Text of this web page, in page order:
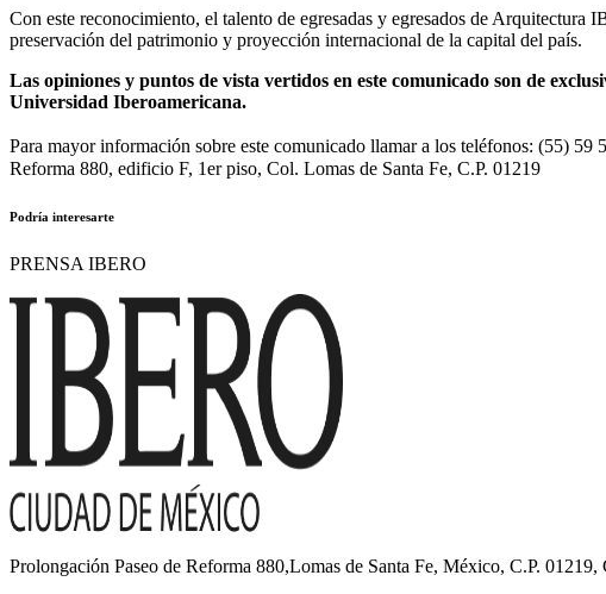
Con este reconocimiento, el talento de egresadas y egresados de
preservación del patrimonio y proyección internacional de la capital del país.
Las opiniones y puntos de vista vertidos en este comunicado son de
Universidad Iberoamericana.
Para mayor información sobre este comunicado llamar a los teléfonos: (55)
Reforma 880, edificio F, 1er piso, Col. Lomas de Santa Fe, C.P. 01219
Podría interesarte
PRENSA IBERO
Prolongación Paseo de Reforma 880,Lomas de Santa Fe, México, C.P.